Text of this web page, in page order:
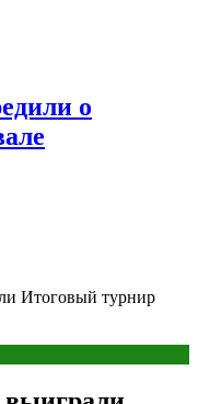
о
Итоговый турнир